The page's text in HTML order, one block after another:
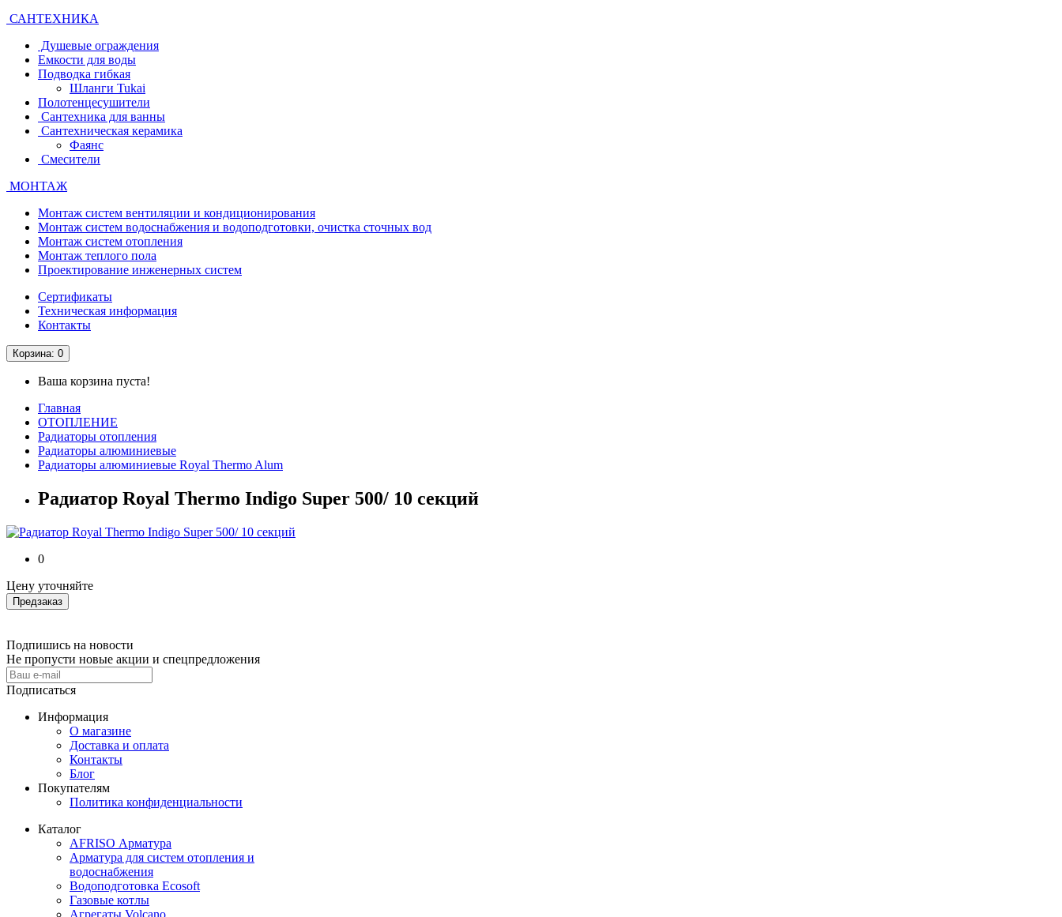
САНТЕХНИКА
Душевые ограждения
Емкости для воды
Подводка гибкая
Шланги Tukai
Полотенцесушители
Сантехника для ванны
Сантехническая керамика
Фаянс
Смесители
МОНТАЖ
Монтаж систем вентиляции и кондиционирования
Монтаж систем водоснабжения и водоподготовки, очистка сточных вод
Монтаж систем отопления
Монтаж теплого пола
Проектирование инженерных систем
Сертификаты
Техническая информация
Контакты
Корзина: 0
Ваша корзина пуста!
Главная
ОТОПЛЕНИЕ
Радиаторы отопления
Радиаторы алюминиевые
Радиаторы алюминиевые Royal Thermo Alum
Радиатор Royal Thermo Indigo Super 500/ 10 секций
0
Цену уточняйте
Предзаказ
Подпишись на новости
Не пропусти новые акции и спецпредложения
Подписаться
Информация
О магазине
Доставка и оплата
Контакты
Блог
Покупателям
Политика конфиденциальности
Каталог
AFRISO Арматура
Арматура для систем отопления и
водоснабжения
Водоподготовка Ecosoft
Газовые котлы